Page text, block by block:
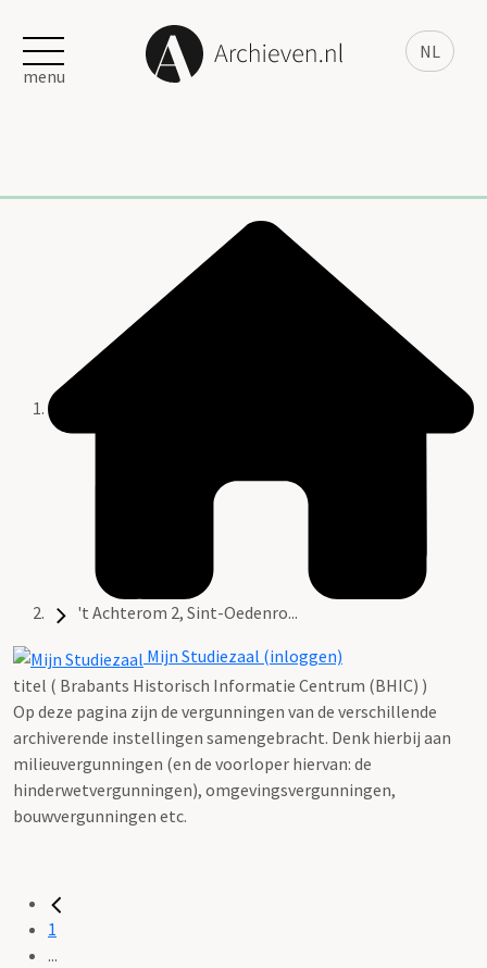
NL
menu
't Achterom 2, Sint-Oedenro...
Mijn Studiezaal (inloggen)
titel ( Brabants Historisch Informatie Centrum (BHIC) )
Op deze pagina zijn de vergunningen van de verschillende
archiverende instellingen samengebracht. Denk hierbij aan
milieuvergunningen (en de voorloper hiervan: de
hinderwetvergunningen), omgevingsvergunningen,
bouwvergunningen etc.
1
...